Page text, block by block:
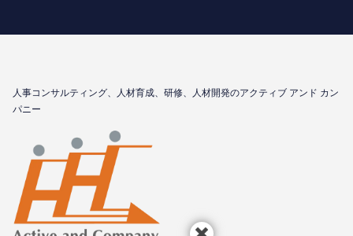
⼈事コンサルティング、⼈材育成、研修、⼈材開発のアクティブ アンド カン
パニー